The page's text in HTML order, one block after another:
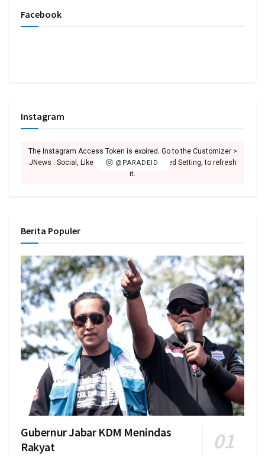
Facebook
Instagram
@PARADEID
The Instagram Access Token is expired, Go to the Customizer >
JNews : Social, Like & View > Instagram Feed Setting, to refresh
it.
Berita Populer
Gubernur Jabar KDM Menindas
Rakyat